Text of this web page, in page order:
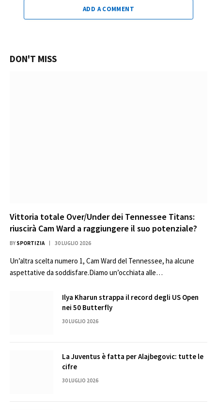
ADD A COMMENT
DON'T MISS
Vittoria totale Over/Under dei Tennessee Titans:
riuscirà Cam Ward a raggiungere il suo potenziale?
BY SPORTIZIA 30 LUGLIO 2026
Un’altra scelta numero 1, Cam Ward del Tennessee, ha alcune
aspettative da soddisfare.Diamo un’occhiata alle…
Ilya Kharun strappa il record degli US Open
nei 50 Butterfly
30 LUGLIO 2026
La Juventus è fatta per Alajbegovic: tutte le
cifre
30 LUGLIO 2026